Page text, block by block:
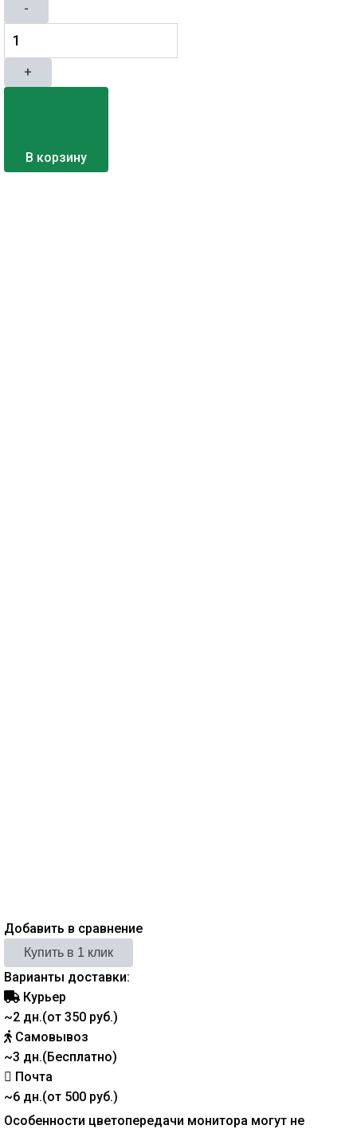
-
+
В корзину
Добавить в сравнение
Варианты доставки:
Курьер
~2 дн.(от 350 руб.)
Самовывоз
~3 дн.(Бесплатно)
Почта
~6 дн.(от 500 руб.)
Особенности цветопередачи монитора могут не